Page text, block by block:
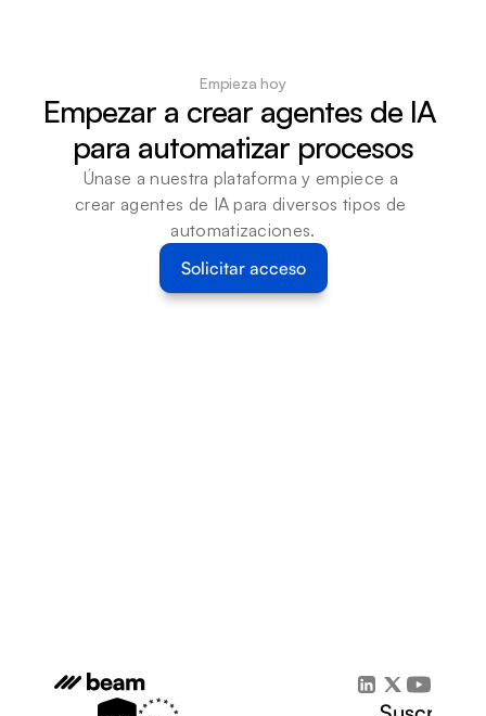
Empieza hoy
Empezar a crear agentes de IA
para automatizar procesos
Únase a nuestra plataforma y empiece a
crear agentes de IA para diversos tipos de
automatizaciones.
Solicitar acceso